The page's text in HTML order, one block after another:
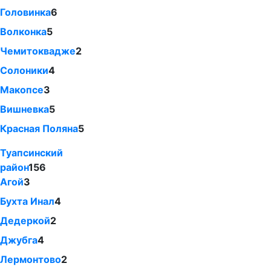
Головинка6
Волконка5
Чемитоквадже2
Солоники4
Макопсе3
Вишневка5
Красная Поляна5
Туапсинский
район156
Агой3
Бухта Инал4
Дедеркой2
Джубга4
Лермонтово2